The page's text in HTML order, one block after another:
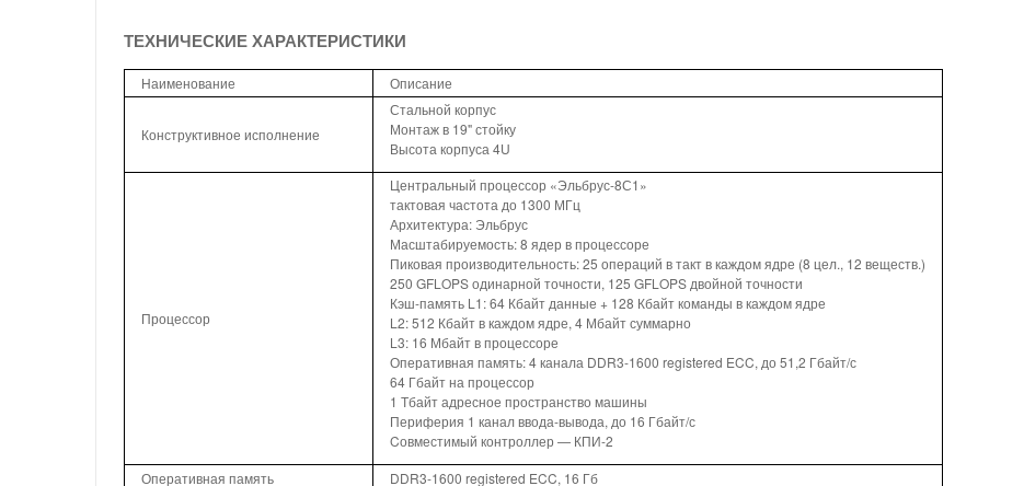
ТЕХНИЧЕСКИЕ ХАРАКТЕРИСТИКИ
Наименование Описание
Конструктивное исполнение
Стальной корпус
Монтаж в 19" стойку
Высота корпуса 4U
Процессор
Центральный процессор «Эльбрус-8С1»
тактовая частота до 1300 МГц
Архитектура: Эльбрус
Масштабируемость: 8 ядер в процессоре
Пиковая производительность: 25 операций в такт в каждом ядре (8 цел., 12 веществ.)
250 GFLOPS одинарной точности, 125 GFLOPS двойной точности
Кэш-память L1: 64 Кбайт данные + 128 Кбайт команды в каждом ядре
L2: 512 Кбайт в каждом ядре, 4 Мбайт суммарно
L3: 16 Мбайт в процессоре
Оперативная память: 4 канала DDR3-1600 registered ECC, до 51,2 Гбайт/с
64 Гбайт на процессор
1 Тбайт адресное пространство машины
Периферия 1 канал ввода-вывода, до 16 Гбайт/с
Cовместимый контроллер — КПИ-2
Оперативная память
DDR3-1600 registered ECC, 16 Гб